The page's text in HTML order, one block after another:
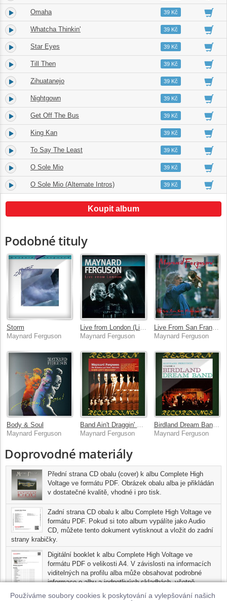
Používáme soubory cookies k poskytování a vylepšování našich
9. Omaha 05:5239 Kč
10. Whatcha Thinkin' 04:2039 Kč
11. Star Eyes 06:0839 Kč
12. Till Then 05:4239 Kč
13. Zihuatanejo 05:4239 Kč
14. Nightgown 03:4739 Kč
15. Get Off The Bus 05:5739 Kč
16. King Kan 05:3039 Kč
17. To Say The Least 04:3739 Kč
18. O Sole Mio 04:5639 Kč
19. O Sole Mio (Alternate Intros) 03:2339 Kč
Koupit album
Podobné tituly
Storm
Maynard Ferguson
Maynard Ferguson
Live From San Francisco
Maynard Ferguson
Body & Soul
Maynard Ferguson
Band Ain't Draggin' 1950-54 (HD Remastered)
Maynard Ferguson
Birdland Dream Band, Vol. 2 (HD Remastered)
Maynard Ferguson
Doprovodné materiály
Přední strana CD obalu (cover) k albu Complete High
Voltage ve formátu PDF. Obrázek obalu alba je přikládán
v dostatečné kvalitě, vhodné i pro tisk.
Zadní strana CD obalu k albu Complete High Voltage ve
formátu PDF. Pokud si toto album vypálíte jako Audio
CD, můžete tento dokument vytisknout a vložit do zadní
strany krabičky.
Digitální booklet k albu Complete High Voltage ve
formátu PDF o velikosti A4. V závislosti na informacích
viditelných na profilu alba může obsahovat podrobné
informace o albu a jednotlivých skladbách, včetně
seznamu participujících umělců, přesného data a místa